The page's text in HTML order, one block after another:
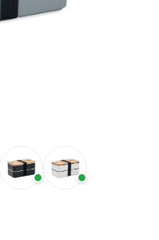
SchwarzWeiss